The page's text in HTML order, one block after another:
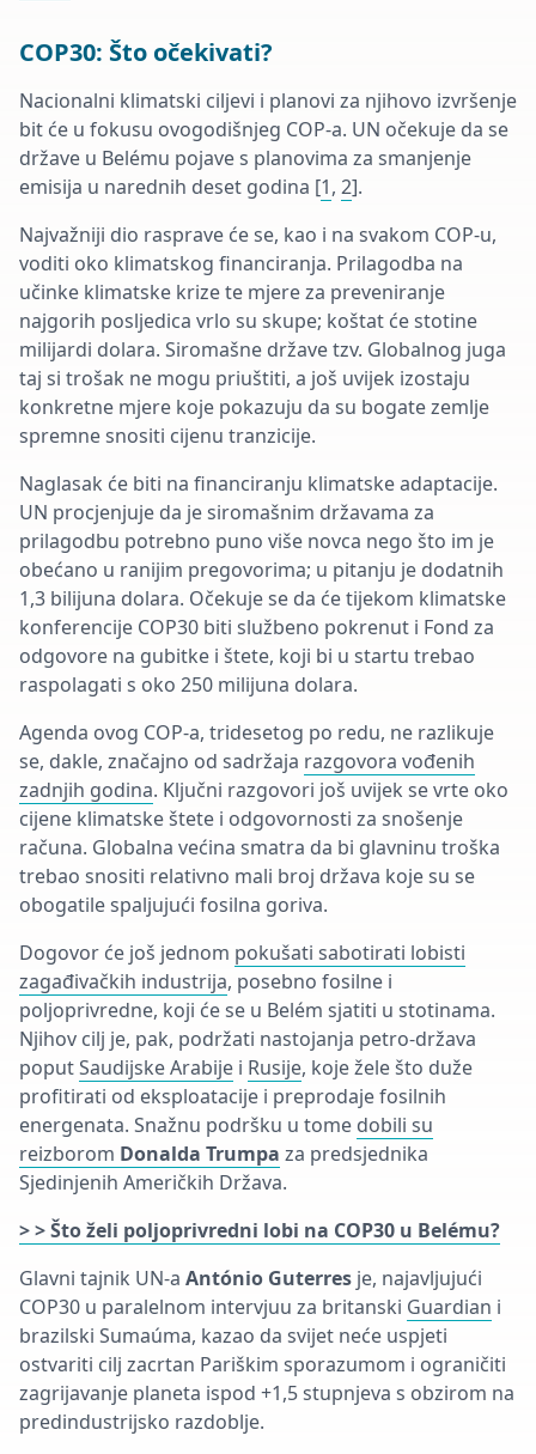
COP30: Što očekivati?
Nacionalni klimatski ciljevi i planovi za njihovo izvršenje
bit će u fokusu ovogodišnjeg COP-a. UN očekuje da se
države u Belému pojave s planovima za smanjenje
emisija u narednih deset godina [1, 2].
Najvažniji dio rasprave će se, kao i na svakom COP-u,
voditi oko klimatskog financiranja. Prilagodba na
učinke klimatske krize te mjere za preveniranje
najgorih posljedica vrlo su skupe; koštat će stotine
milijardi dolara. Siromašne države tzv. Globalnog juga
taj si trošak ne mogu priuštiti, a još uvijek izostaju
konkretne mjere koje pokazuju da su bogate zemlje
spremne snositi cijenu tranzicije.
Naglasak će biti na financiranju klimatske adaptacije.
UN procjenjuje da je siromašnim državama za
prilagodbu potrebno puno više novca nego što im je
obećano u ranijim pregovorima; u pitanju je dodatnih
1,3 bilijuna dolara. Očekuje se da će tijekom klimatske
konferencije COP30 biti službeno pokrenut i Fond za
odgovore na gubitke i štete, koji bi u startu trebao
raspolagati s oko 250 milijuna dolara.
Agenda ovog COP-a, tridesetog po redu, ne razlikuje
se, dakle, značajno od sadržaja razgovora vođenih
zadnjih godina. Ključni razgovori još uvijek se vrte oko
cijene klimatske štete i odgovornosti za snošenje
računa. Globalna većina smatra da bi glavninu troška
trebao snositi relativno mali broj država koje su se
obogatile spaljujući fosilna goriva.
Dogovor će još jednom pokušati sabotirati lobisti
zagađivačkih industrija, posebno fosilne i
poljoprivredne, koji će se u Belém sjatiti u stotinama.
Njihov cilj je, pak, podržati nastojanja petro-država
poputSaudijske Arabije i Rusije, koje žele što duže
profitirati od eksploatacije i preprodaje fosilnih
energenata. Snažnu podršku u tome dobili su
reizborom Donalda Trumpa za predsjednika
Sjedinjenih Američkih Država.
> > Što želi poljoprivredni lobi na COP30 u Belému?
Glavni tajnik UN-a António Guterres je, najavljujući
COP30 u paralelnom intervjuu za britanski Guardian i
brazilski Sumaúma, kazao da svijet neće uspjeti
ostvariti cilj zacrtan Pariškim sporazumom i ograničiti
zagrijavanje planeta ispod +1,5 stupnjeva s obzirom na
predindustrijsko razdoblje.